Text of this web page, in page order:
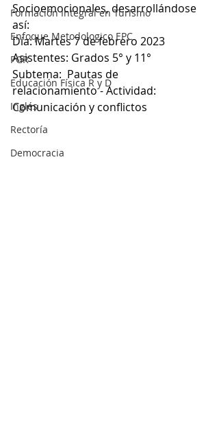
Formación Integral en Turismo
Enfoque Metodologico EPC
PGR
Educación Física R y D
Inglés
Rectoría
Democracia
Socioemocionales, desarrollándose
así:
Día: Martes 7 de febrero 2023
Asistentes: Grados 5° y 11°
Subtema:  Pautas de
relacionamiento - Actividad:
Comunicación y conflictos